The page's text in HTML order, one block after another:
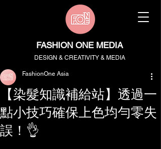
FASHION ONE MEDIA
DESIGN & CREATIVITY & MEDIA
【染髮知識補給站】透過一
點小技巧確保上色均勻零失
誤！👌
FashionOne Asia